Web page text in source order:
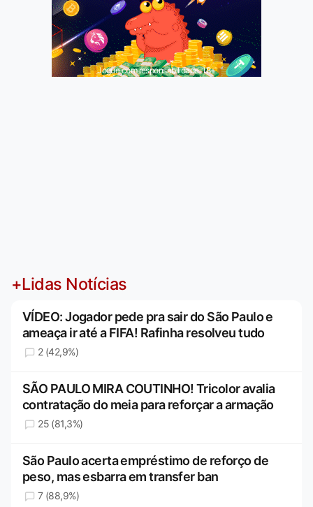
Jogue com responsabilidade. 18+
+Lidas Notícias
VÍDEO: Jogador pede pra sair do São Paulo e
ameaça ir até a FIFA! Rafinha resolveu tudo
2 (42,9%)
SÃO PAULO MIRA COUTINHO! Tricolor avalia
contratação do meia para reforçar a armação
25 (81,3%)
São Paulo acerta empréstimo de reforço de
peso, mas esbarra em transfer ban
7 (88,9%)